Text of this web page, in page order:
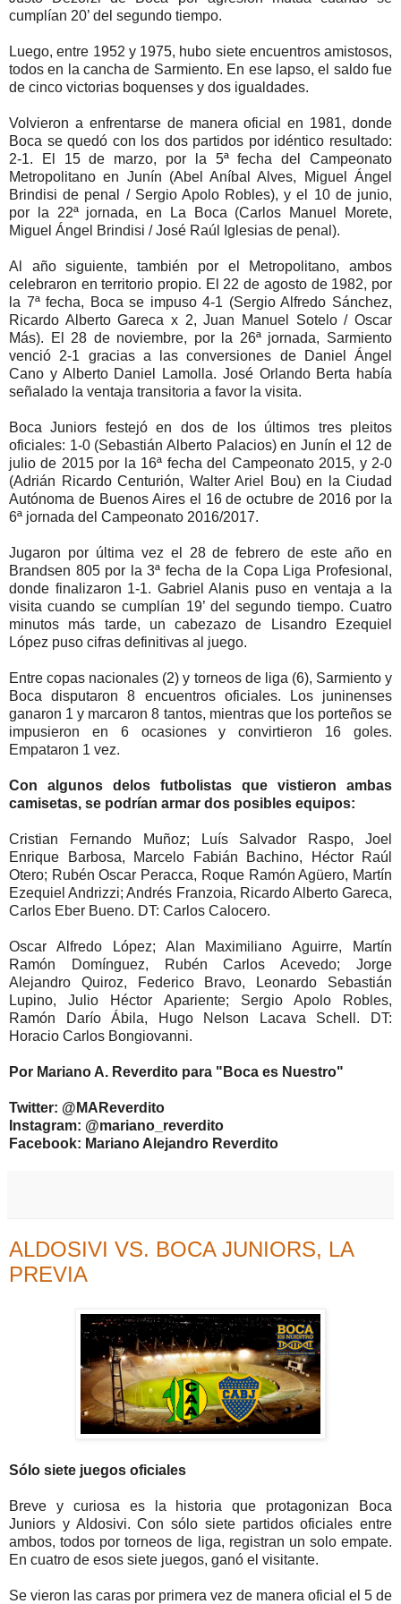
cumplían 20’ del segundo tiempo.
Luego, entre 1952 y 1975, hubo siete encuentros amistosos,
todos en la cancha de Sarmiento. En ese lapso, el saldo fue
de cinco victorias boquenses y dos igualdades.
Volvieron a enfrentarse de manera oficial en 1981, donde
Boca se quedó con los dos partidos por idéntico resultado:
2-1. El 15 de marzo, por la 5ª fecha del Campeonato
Metropolitano en Junín (Abel Aníbal Alves, Miguel Ángel
Brindisi de penal / Sergio Apolo Robles), y el 10 de junio,
por la 22ª jornada, en La Boca (Carlos Manuel Morete,
Miguel Ángel Brindisi / José Raúl Iglesias de penal).
Al año siguiente, también por el Metropolitano, ambos
celebraron en territorio propio. El 22 de agosto de 1982, por
la 7ª fecha, Boca se impuso 4-1 (Sergio Alfredo Sánchez,
Ricardo Alberto Gareca x 2, Juan Manuel Sotelo / Oscar
Más). El 28 de noviembre, por la 26ª jornada, Sarmiento
venció 2-1 gracias a las conversiones de Daniel Ángel
Cano y Alberto Daniel Lamolla. José Orlando Berta había
señalado la ventaja transitoria a favor la visita.
Boca Juniors festejó en dos de los últimos tres pleitos
oficiales: 1-0 (Sebastián Alberto Palacios) en Junín el 12 de
julio de 2015 por la 16ª fecha del Campeonato 2015, y 2-0
(Adrián Ricardo Centurión, Walter Ariel Bou) en la Ciudad
Autónoma de Buenos Aires el 16 de octubre de 2016 por la
6ª jornada del Campeonato 2016/2017.
Jugaron por última vez el 28 de febrero de este año en
Brandsen 805 por la 3ª fecha de la Copa Liga Profesional,
donde finalizaron 1-1. Gabriel Alanis puso en ventaja a la
visita cuando se cumplían 19’ del segundo tiempo. Cuatro
minutos más tarde, un cabezazo de Lisandro Ezequiel
López puso cifras definitivas al juego.
Entre copas nacionales (2) y torneos de liga (6), Sarmiento y
Boca disputaron 8 encuentros oficiales. Los juninenses
ganaron 1 y marcaron 8 tantos, mientras que los porteños se
impusieron en 6 ocasiones y convirtieron 16 goles.
Empataron 1 vez.
Con algunos delos futbolistas que vistieron ambas
camisetas, se podrían armar dos posibles equipos:
Cristian Fernando Muñoz; Luís Salvador Raspo, Joel
Enrique Barbosa, Marcelo Fabián Bachino, Héctor Raúl
Otero; Rubén Oscar Peracca, Roque Ramón Agüero, Martín
Ezequiel Andrizzi; Andrés Franzoia, Ricardo Alberto Gareca,
Carlos Eber Bueno. DT: Carlos Calocero.
Oscar Alfredo López; Alan Maximiliano Aguirre, Martín
Ramón Domínguez, Rubén Carlos Acevedo; Jorge
Alejandro Quiroz, Federico Bravo, Leonardo Sebastián
Lupino, Julio Héctor Apariente; Sergio Apolo Robles,
Ramón Darío Ábila, Hugo Nelson Lacava Schell. DT:
Horacio Carlos Bongiovanni.
Por Mariano A. Reverdito para "Boca es Nuestro"
Twitter: @MAReverdito
Instagram: @mariano_reverdito
Facebook: Mariano Alejandro Reverdito
ALDOSIVI VS. BOCA JUNIORS, LA
PREVIA
Sólo siete juegos oficiales
Breve y curiosa es la historia que protagonizan Boca
Juniors y Aldosivi. Con sólo siete partidos oficiales entre
ambos, todos por torneos de liga, registran un solo empate.
En cuatro de esos siete juegos, ganó el visitante.
Se vieron las caras por primera vez de manera oficial el 5 de